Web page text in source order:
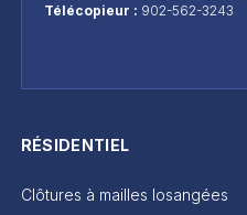
Télécopieur : 902-562-3243
RÉSIDENTIEL
Clôtures à mailles losangées